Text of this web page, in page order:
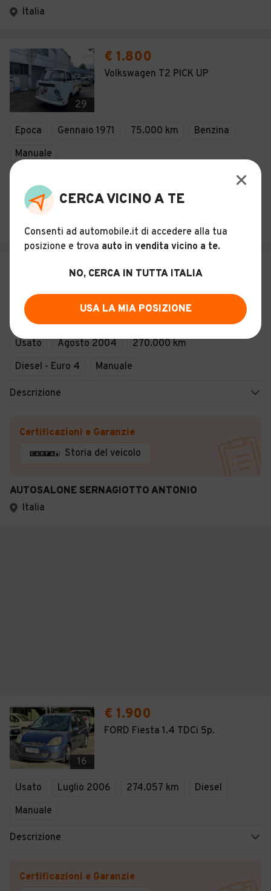
Italia
29
€ 1.800
Volkswagen T2 PICK UP
Epoca Gennaio 1971 75.000 km
Benzina
Manuale
MALAVOLTA GIACINTO
San Benedetto del Tronto (AP)
€ 1.900
Usato Agosto 2004
270.000 km
Diesel - Euro 4
Manuale
Descrizione
Certificazioni e Garanzie
Storia del veicolo
AUTOSALONE SERNAGIOTTO ANTONIO
Italia
16
€ 1.900
FORD Fiesta 1.4 TDCi 5p.
Usato Luglio 2006 274.057 km
Diesel
Manuale
Descrizione
Certificazioni e Garanzie
CERCA VICINO A TE
Consenti ad automobile.it di accedere alla tua
posizione e trova auto in vendita vicino a te.
NO, CERCA IN TUTTA ITALIA
USA LA MIA POSIZIONE